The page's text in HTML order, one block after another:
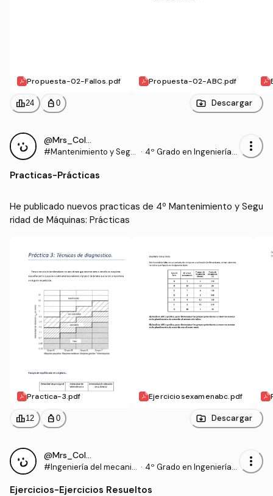
Propuesta-02-Fallos.pdf Propuesta-02-ABC.pdf
leaderboard24 personal_bag 0 Descargar
@Mrs_Colebrook
#Mantenimiento y Segu · 4º Grado en Ingeniería
more_vert
Practicas-Prácticas
He publicado nuevos practicas de 4º Mantenimiento y Segu
ridad de Máquinas: Prácticas
Practica-3.pdf Ejerciciosexamenabc.pdf
leaderboard12 personal_bag 0 Descargar
@Mrs_Colebrook
#Ingeniería del mecaniz
· 4º Grado en Ingeniería
more_vert
Ejercicios-Ejercicios Resueltos